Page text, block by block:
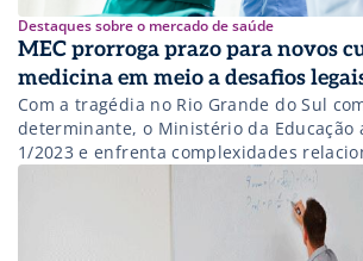
Destaques sobre o mercado de saúde
MEC prorroga prazo para novos
medicina em meio a desafios
Com a tragédia no Rio Grande do Sul
determinante, o Ministério da Educação
1/2023 e enfrenta complexidades
Mais Médicos e decisões do STF.